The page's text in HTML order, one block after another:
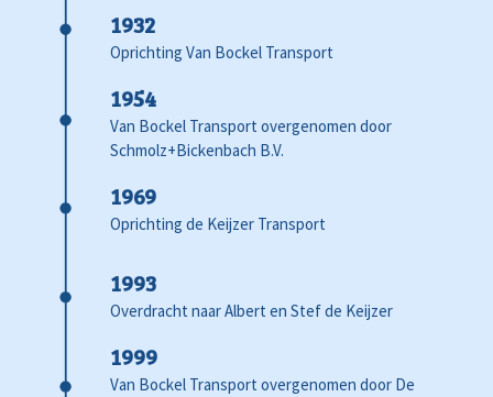
1932
Oprichting Van Bockel Transport
1954
Van Bockel Transport overgenomen door
Schmolz+Bickenbach B.V.
1969
Oprichting de Keijzer Transport
1993
Overdracht naar Albert en Stef de Keijzer
1999
Van Bockel Transport overgenomen door De